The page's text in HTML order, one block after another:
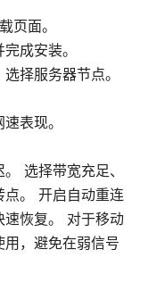
页面。
成安装。
择服务器节点。
表现。
选择带宽充足、
。 开启自动重连
速恢复。 对于移动
，避免在弱信号